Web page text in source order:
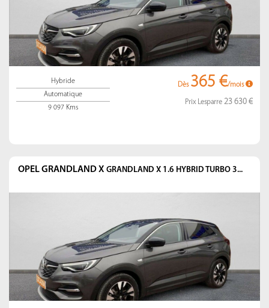
Hybride
Automatique
9 097 Kms
Dès 365 €/mois
Prix Lesparre 23 630 €
OPEL GRANDLAND X GRANDLAND X 1.6 HYBRID TURBO 3...